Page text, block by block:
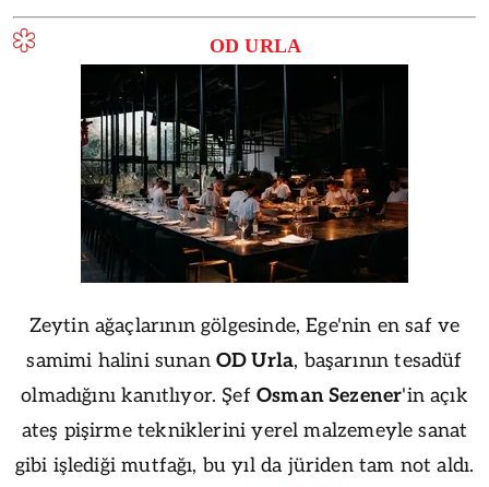
OD URLA
Zeytin ağaçlarının gölgesinde, Ege'nin en saf ve
samimi halini sunan OD Urla, başarının tesadüf
olmadığını kanıtlıyor. ŞefOsman Sezener'in açık
ateş pişirme tekniklerini yerel malzemeyle sanat
gibi işlediği mutfağı, bu yıl da jüriden tam not aldı.